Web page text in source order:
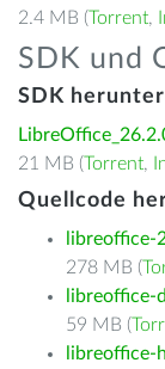
2.4 MB (Torrent,
SDK und
SDK
21 MB (Torrent,
Quellcode
libreoffice-
278 MB (
libreoffice-
59 MB (
libreoffice-